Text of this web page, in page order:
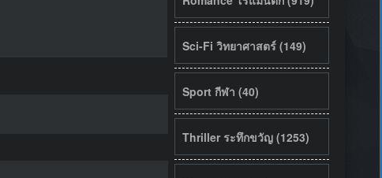
Sci-Fi วิทยาศาสตร์ (149)
Sport กีฬา (40)
Thriller ระทึกขวัญ (1253)